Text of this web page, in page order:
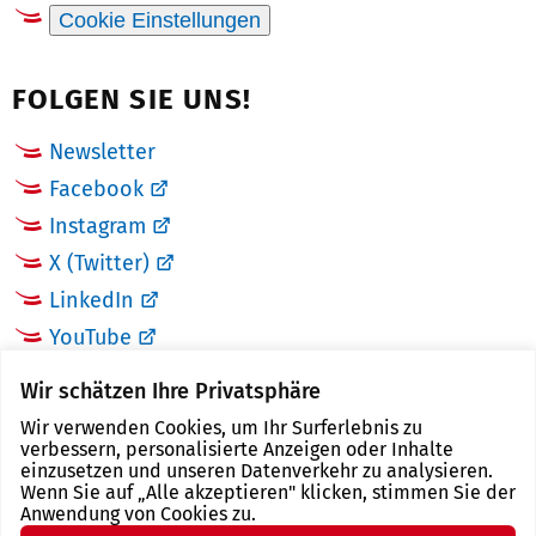
Wir schätzen Ihre Privatsphäre
Wir verwenden Cookies, um Ihr Surferlebnis zu
verbessern, personalisierte Anzeigen oder Inhalte
einzusetzen und unseren Datenverkehr zu analysieren.
Wenn Sie auf „Alle akzeptieren" klicken, stimmen Sie der
Anwendung von Cookies zu.
Cookie Einstellungen
FOLGEN SIE UNS!
Newsletter
Facebook
Instagram
X (Twitter)
LinkedIn
YouTube
LINKS
Landkreis Zwickau
Tourismusregion Zwickau